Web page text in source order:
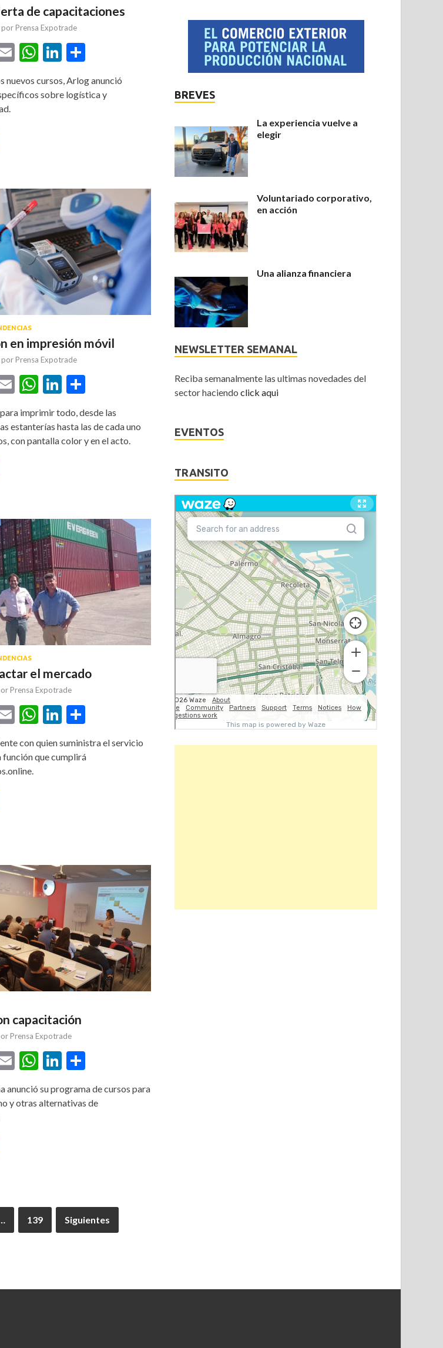
de capacitaciones
por Prensa Expotrade
EmailWhatsApp
LinkedIn
nuevos cursos, Arlog anunció
sobre logística y
en impresión móvil
por Prensa Expotrade
EmailWhatsApp
LinkedIn
imprimir todo, desde las
estanterías hasta las de cada uno
con pantalla color y en el acto.
el mercado
Prensa Expotrade
EmailWhatsApp
LinkedIn
con quien suministra el servicio
función que cumplirá
capacitación
Prensa Expotrade
EmailWhatsApp
LinkedIn
anunció su programa de cursos para
y otras alternativas de
139 Siguientes
BREVES
La experiencia vuelve a
elegir
Voluntariado corporativo,
en acción
Una alianza financiera
NEWSLETTER SEMANAL
Reciba semanalmente las ultimas novedades del
sector haciendoclick aqui
EVENTOS
TRANSITO